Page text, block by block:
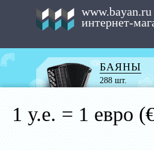
www.bayan.ru
интернет-
БАЯНЫ
288 шт.
1 у.е. = 1 евро